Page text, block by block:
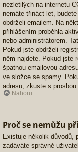
nezletilých na internetu
nemáte třináct let,
obdrželi emailem. Na
přihlášením proběhla
nebo administrátorem.
Pokud jste obdrželi
něm najdete. Pokud jste
špatnou emailovou
ve složce se spamy.
adresu, zkuste s
Nahoru
Proč se nemůžu
Existuje několik důvodů,
zadáváte správné